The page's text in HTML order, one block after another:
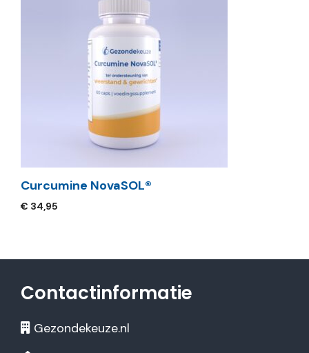
Curcumine NovaSOL®
€ 34,95
Contactinformatie
Gezondekeuze.nl